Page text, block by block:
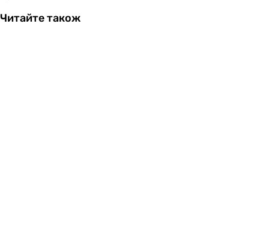
Читайте також